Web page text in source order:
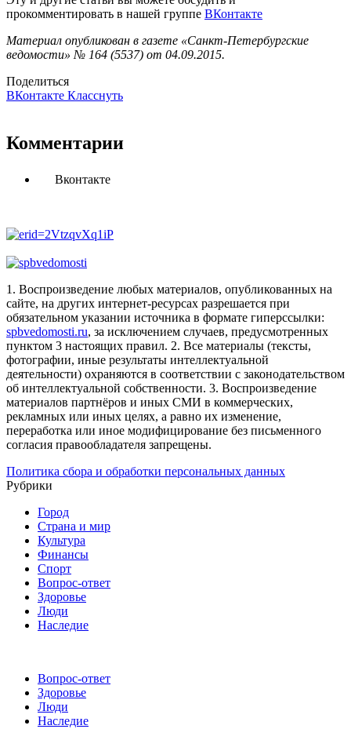
прокомментировать в нашей группе ВКонтакте
Материал опубликован в газете «Санкт-Петербургские
ведомости» № 164 (5537) от 04.09.2015.
Поделиться
ВКонтакте Класснуть
Комментарии
Вконтакте
1. Воспроизведение любых материалов, опубликованных на
сайте, на других интернет-ресурсах разрешается при
обязательном указании источника в формате гиперссылки:
spbvedomosti.ru, за исключением случаев, предусмотренных
пунктом 3 настоящих правил. 2. Все материалы (тексты,
фотографии, иные результаты интеллектуальной
деятельности) охраняются в соответствии с законодательством
об интеллектуальной собственности. 3. Воспроизведение
материалов партнёров и иных СМИ в коммерческих,
рекламных или иных целях, а равно их изменение,
переработка или иное модифицирование без письменного
согласия правообладателя запрещены.
Политика сбора и обработки персональных данных
Рубрики
Город
Страна и мир
Культура
Финансы
Спорт
Вопрос-ответ
Здоровье
Люди
Наследие
Вопрос-ответ
Здоровье
Люди
Наследие